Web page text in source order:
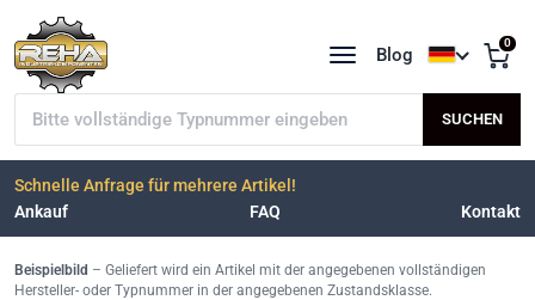
Typnummer suchen SUCHEN
Blog
Sprache
0
Schnelle Anfrage für mehrere Artikel!
Ankauf
FAQ Kontakt
Beispielbild – Geliefert wird ein Artikel mit der angegebenen vollständigen
Hersteller- oder Typnummer in der angegebenen Zustandsklasse.